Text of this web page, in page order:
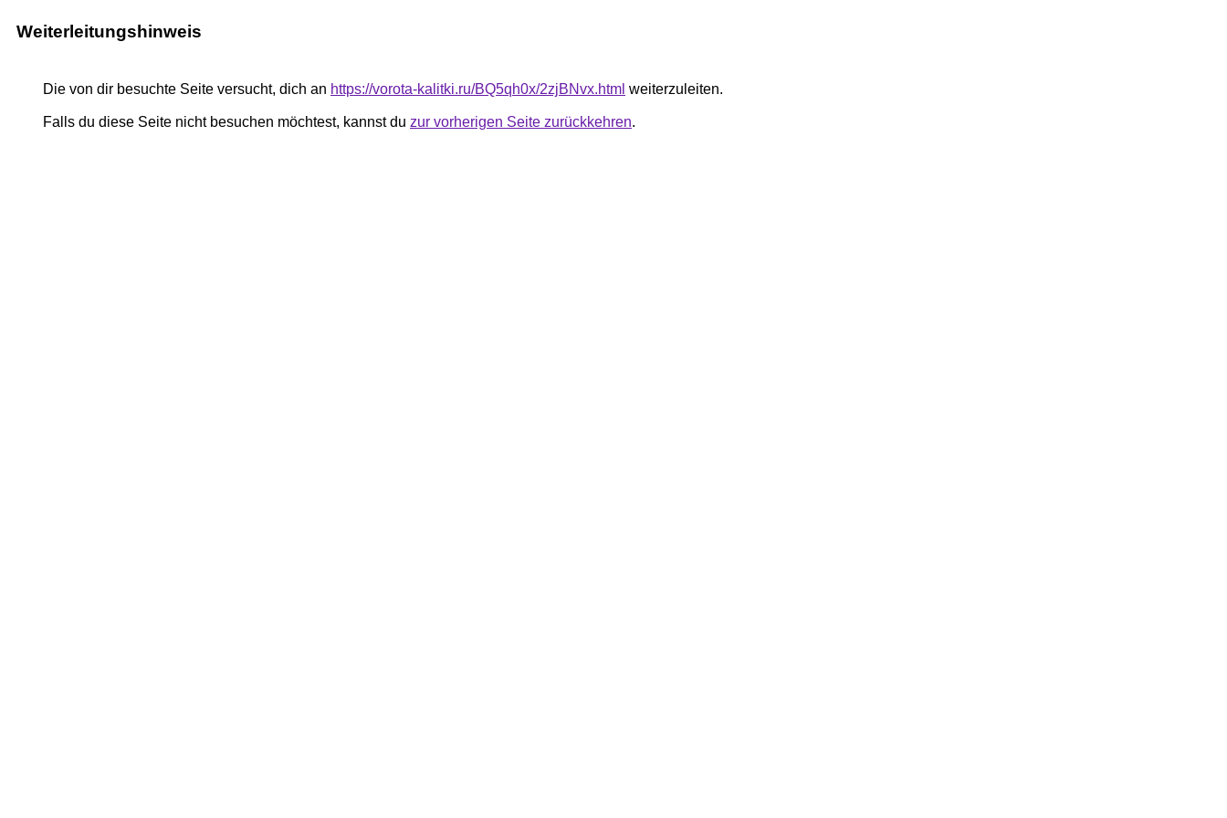
Weiterleitungshinweis
Die von dir besuchte Seite versucht, dich an https://vorota-kalitki.ru/BQ5qh0x/2zjBNvx.html weiterzuleiten.
Falls du diese Seite nicht besuchen möchtest, kannst du zur vorherigen Seite zurückkehren.